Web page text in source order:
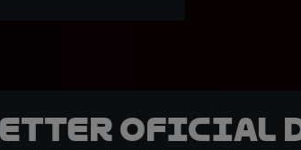
oficial